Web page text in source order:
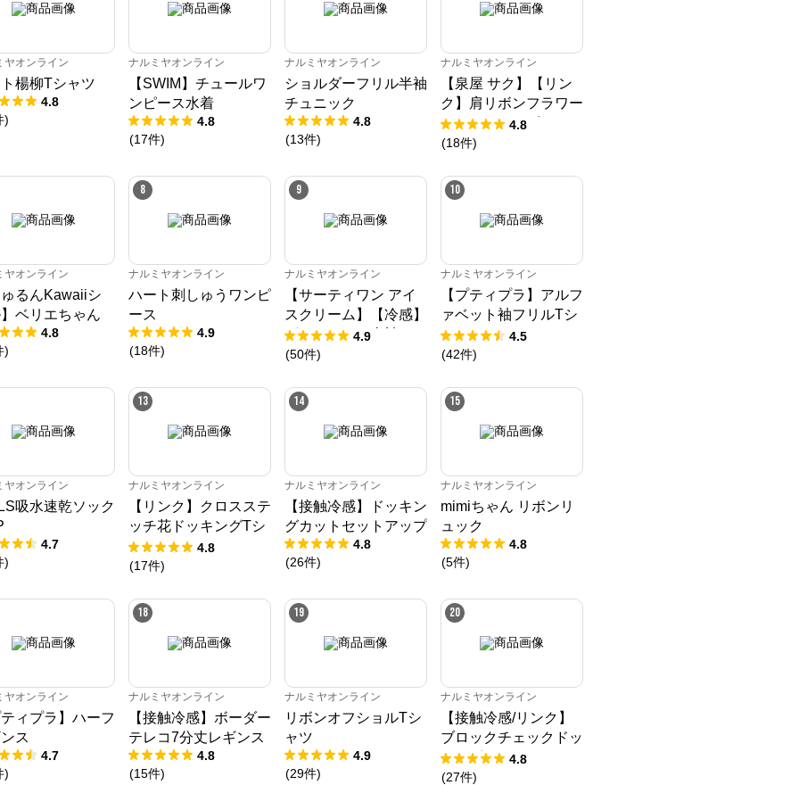
ヤオンライン
楊柳Tシャツ
4.8
)
ナルミヤオンライン
【SWIM】チュールワ
ンピース水着
4.8
(17件)
ナルミヤオンライン
ショルダーフリル半袖
チュニック
4.8
(13件)
ナルミヤオンライン
【泉屋 サク】【リン
ク】肩リボンフラワー
キャットワンピース
4.8
(18件)
ヤオンライン
るんKawaiiシ
ベリエちゃん
4.8
)
8
ナルミヤオンライン
ハート刺しゅうワンピ
ース
4.9
(18件)
9
ナルミヤオンライン
【サーティワン アイ
スクリーム】【冷感】
グラフィック半袖Tシ
ャツ
4.9
(50件)
10
ナルミヤオンライン
【プティプラ】アルフ
ァベット袖フリルTシ
ャツ
4.5
(42件)
ヤオンライン
吸水速乾ソック
4.7
)
13
ナルミヤオンライン
【リンク】クロスステ
ッチ花ドッキングTシ
ャツ
4.8
(17件)
14
ナルミヤオンライン
【接触冷感】ドッキン
グカットセットアップ
4.8
(26件)
15
ナルミヤオンライン
mimiちゃん リボンリ
ュック
4.8
(5件)
ヤオンライン
ィプラ】ハーフ
ス
4.7
)
18
ナルミヤオンライン
【接触冷感】ボーダー
テレコ7分丈レギンス
4.8
(15件)
19
ナルミヤオンライン
リボンオフショルTシ
ャツ
4.9
(29件)
20
ナルミヤオンライン
【接触冷感/リンク】
ブロックチェックドッ
キングTシャツ
4.8
(27件)
公式ECサイト
※外部サイトが開きます
ナルミヤオンライン公式通販ショップ。人気子供服メゾピアノ、プティマイ
ン、ラブトキシック、アナスイミニ等、全ブランド、全商品をご覧いただけま